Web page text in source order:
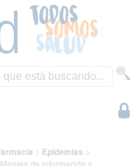
> Epidemias >
Manejo de información y